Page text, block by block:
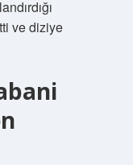
ve diziye